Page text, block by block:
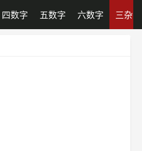
四数字 五数字 六数字 三杂